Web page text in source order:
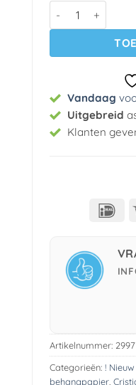
Vinyl op vlies
Vandaag
Uitgebreid
Klanten
Artikelnummer:
Categorieën: !
behangpapier,